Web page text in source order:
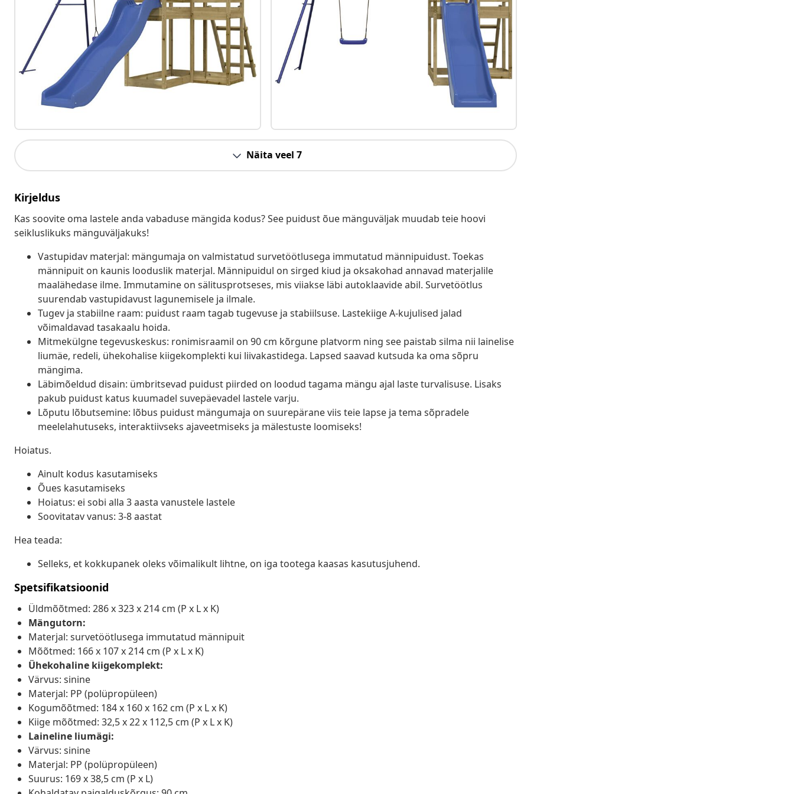
Näita veel 7
Kirjeldus
Kas soovite oma lastele anda vabaduse mängida kodus? See puidust õue mänguväljak muudab teie hoovi
seikluslikuks mänguväljakuks!
Vastupidav materjal: mängumaja on valmistatud survetöötlusega immutatud männipuidust. Toekas
männipuit on kaunis looduslik materjal. Männipuidul on sirged kiud ja oksakohad annavad materjalile
maalähedase ilme. Immutamine on sälitusprotseses, mis viiakse läbi autoklaavide abil. Survetöötlus
suurendab vastupidavust lagunemisele ja ilmale.
Tugev ja stabiilne raam: puidust raam tagab tugevuse ja stabiilsuse. Lastekiige A-kujulised jalad
võimaldavad tasakaalu hoida.
Mitmekülgne tegevuskeskus: ronimisraamil on 90 cm kõrgune platvorm ning see paistab silma nii lainelise
liumäe, redeli, ühekohalise kiigekomplekti kui liivakastidega. Lapsed saavad kutsuda ka oma sõpru
mängima.
Läbimõeldud disain: ümbritsevad puidust piirded on loodud tagama mängu ajal laste turvalisuse. Lisaks
pakub puidust katus kuumadel suvepäevadel lastele varju.
Lõputu lõbutsemine: lõbus puidust mängumaja on suurepärane viis teie lapse ja tema sõpradele
meelelahutuseks, interaktiivseks ajaveetmiseks ja mälestuste loomiseks!
Hoiatus.
Ainult kodus kasutamiseks
Õues kasutamiseks
Hoiatus: ei sobi alla 3 aasta vanustele lastele
Soovitatav vanus: 3-8 aastat
Hea teada:
Selleks, et kokkupanek oleks võimalikult lihtne, on iga tootega kaasas kasutusjuhend.
Spetsifikatsioonid
Üldmõõtmed: 286 x 323 x 214 cm (P x L x K)
Mängutorn:
Materjal: survetöötlusega immutatud männipuit
Mõõtmed: 166 x 107 x 214 cm (P x L x K)
Ühekohaline kiigekomplekt:
Värvus: sinine
Materjal: PP (polüpropüleen)
Kogumõõtmed: 184 x 160 x 162 cm (P x L x K)
Kiige mõõtmed: 32,5 x 22 x 112,5 cm (P x L x K)
Laineline liumägi:
Värvus: sinine
Materjal: PP (polüpropüleen)
Suurus: 169 x 38,5 cm (P x L)